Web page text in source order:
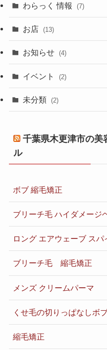
わらっく 情報 (7)
お店 (13)
お知らせ (4)
イベント (2)
未分類 (2)
千葉県木更津市の
ル
ボブ 縮毛矯正
ブリーチ毛 ハイダメージ
ロング エアウェーブ スパ
ブリーチ毛 縮毛矯正
メンズ クリームパーマ
くせ毛の切りっぱなしボ
縮毛矯正